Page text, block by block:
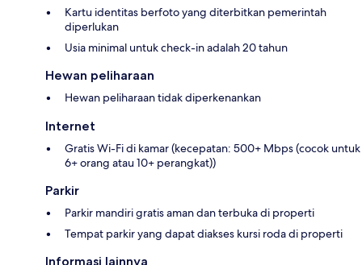
Kartu identitas berfoto yang diterbitkan pemerintah
diperlukan
Usia minimal untuk check-in adalah 20 tahun
Hewan peliharaan
Hewan peliharaan tidak diperkenankan
Internet
Gratis Wi-Fi di kamar (kecepatan: 500+ Mbps (cocok untuk
6+ orang atau 10+ perangkat))
Parkir
Parkir mandiri gratis aman dan terbuka di properti
Tempat parkir yang dapat diakses kursi roda di properti
Informasi lainnya